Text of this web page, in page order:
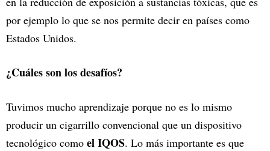
por ejemplo lo que se nos permite decir en países como
Estados Unidos.
¿Cuáles son los desafíos?
Tuvimos mucho aprendizaje porque no es lo mismo
producir un cigarrillo convencional que un dispositivo
tecnológico como el IQOS. Lo más importante es que